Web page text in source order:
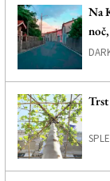
Na
Trst